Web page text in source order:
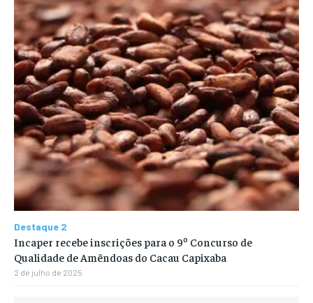
Destaque 2
Incaper recebe inscrições para o 9º Concurso de
Qualidade de Amêndoas do Cacau Capixaba
2 de julho de 2025